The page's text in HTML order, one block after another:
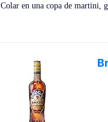
Colar en una copa de martini,